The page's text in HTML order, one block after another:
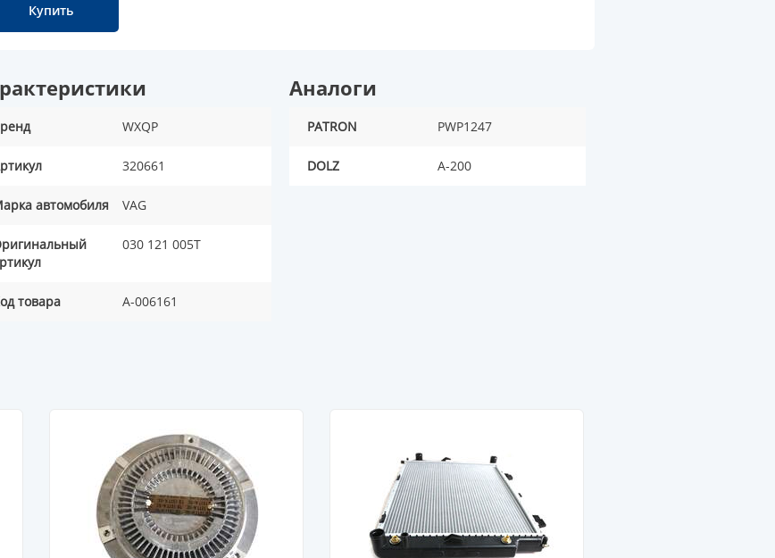
Купить
WXQP
320661
автомобиля VAG
030 121 005T
товара A-006161
Аналоги
PATRON PWP1247
DOLZ A-200